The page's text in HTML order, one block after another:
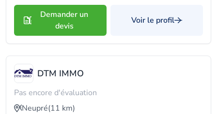
Demander un
devis
Voir le profil
DTM IMMO
Pas encore d'évaluation
Neupré(11 km)